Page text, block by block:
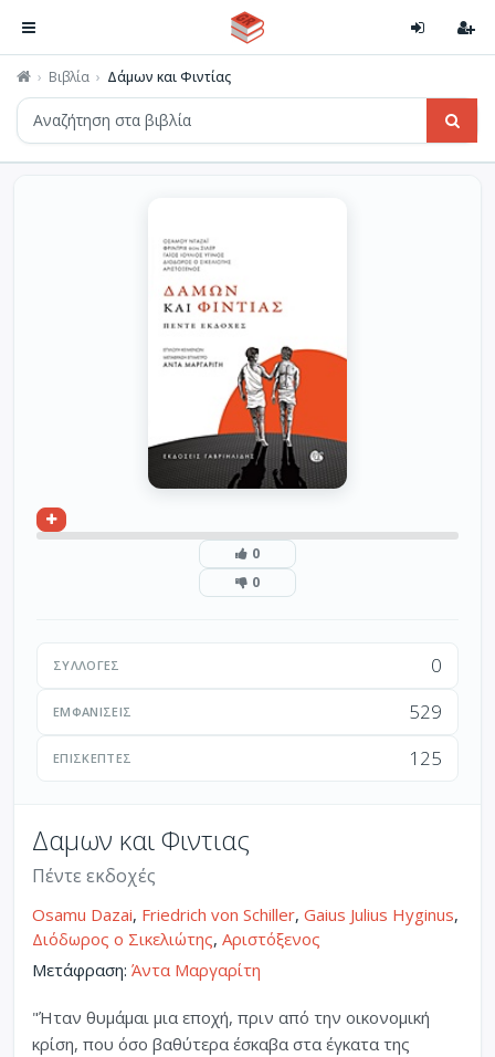
Βιβλία Δάμων και Φιντίας
0
0
ΣΥΛΛΟΓΈΣ 0
ΕΜΦΑΝΊΣΕΙΣ 529
ΕΠΙΣΚΈΠΤΕΣ 125
Δαμων και Φιντιας
Πέντε εκδοχές
Osamu Dazai, Friedrich von Schiller, Gaius Julius Hyginus,
Διόδωρος ο Σικελιώτης, Αριστόξενος
Μετάφραση: Άντα Μαργαρίτη
"Ήταν θυμάμαι μια εποχή, πριν από την οικονομική
κρίση, που όσο βαθύτερα έσκαβα στα έγκατα της